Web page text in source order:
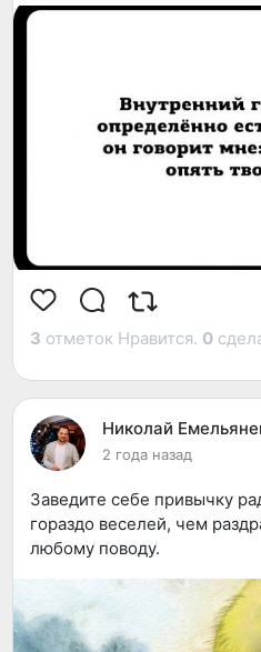
3 отметок Нравится. 0
Николай
2 года назад
Заведите себе привычку
гораздо веселей, чем
любому поводу.